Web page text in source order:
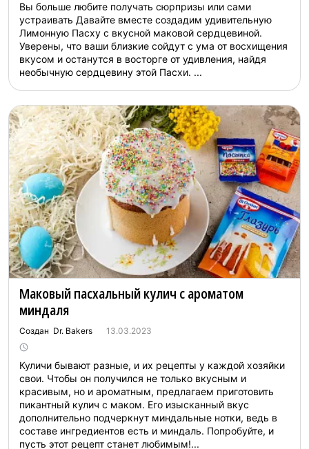
Вы больше любите получать сюрпризы или сами
устраивать Давайте вместе создадим удивительную
Лимонную Пасху с вкусной маковой сердцевиной.
Уверены, что ваши близкие сойдут с ума от восхищения
вкусом и останутся в восторге от удивления, найдя
необычную сердцевину этой Пасхи. ...
Маковый пасхальный кулич с ароматом
миндаля
Создан Dr. Bakers 13.03.2023
Куличи бывают разные, и их рецепты у каждой хозяйки
свои. Чтобы он получился не только вкусным и
красивым, но и ароматным, предлагаем приготовить
пикантный кулич с маком. Его изысканный вкус
дополнительно подчеркнут миндальные нотки, ведь в
составе ингредиентов есть и миндаль. Попробуйте, и
пусть этот рецепт станет любимым!...